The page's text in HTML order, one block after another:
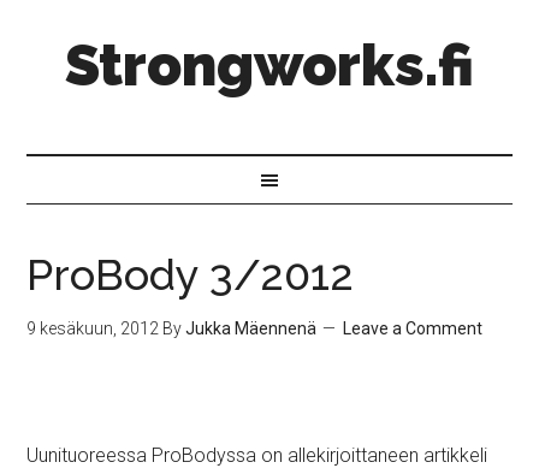
Strongworks.fi
ProBody 3/2012
9 kesäkuun, 2012 ByJukka Mäennenä Leave a Comment
Uunituoreessa ProBodyssa on allekirjoittaneen artikkeli